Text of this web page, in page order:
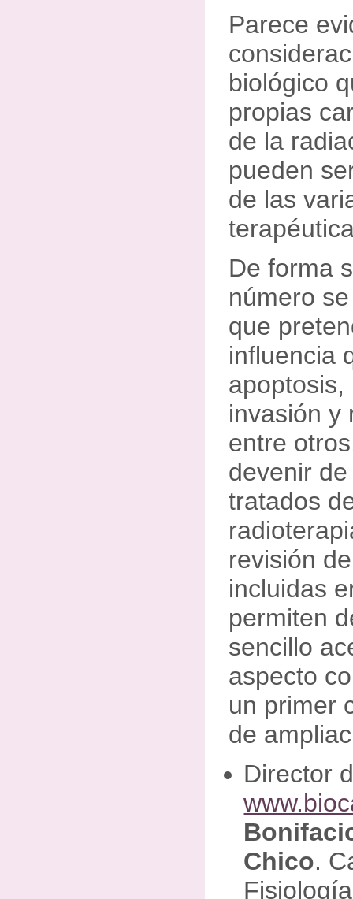
Parece
biológico
propias
de la
pueden
de las
De forma
número
que
influencia
apoptosis,
invasión y
entre
devenir
tratados
revisión
incluidas
permiten
sencillo
aspecto
un primer
de
Director
Chico.